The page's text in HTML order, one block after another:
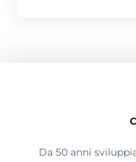
Da 50 anni